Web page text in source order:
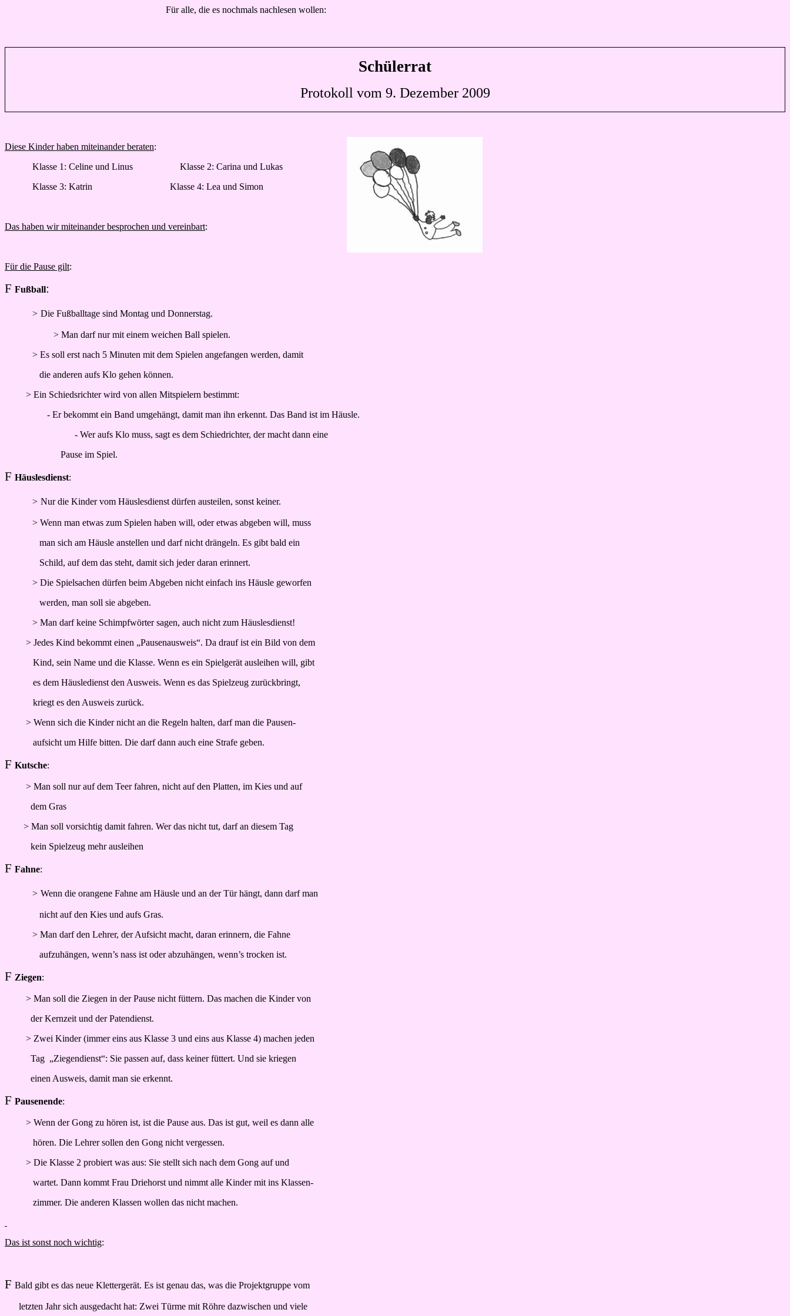
Für alle, die es nochmals nachlesen wollen:
Schülerrat
Protokoll vom 9. Dezember 2009
Diese Kinder haben miteinander beraten:
Klasse 1: Celine und Linus
Klasse 2: Carina und Lukas
Klasse 3: Katrin
Klasse 4: Lea und Simon
Das haben wir miteinander besprochen und vereinbart:
Für die Pause gilt:
F Fußball:
> Die Fußballtage sind Montag und Donnerstag.
> Man darf nur mit einem weichen Ball spielen.
> Es soll erst nach 5 Minuten mit dem Spielen angefangen werden, damit
die anderen aufs Klo gehen können.
> Ein Schiedsrichter wird von allen Mitspielern bestimmt:
- Er bekommt ein Band umgehängt, damit man ihn erkennt. Das Band ist im Häusle.
- Wer aufs Klo muss, sagt es dem Schiedrichter, der macht dann eine
Pause im Spiel.
F Häuslesdienst:
> Nur die Kinder vom Häuslesdienst dürfen austeilen, sonst keiner.
> Wenn man etwas zum Spielen haben will, oder etwas abgeben will, muss
man sich am Häusle anstellen und darf nicht drängeln. Es gibt bald ein
Schild, auf dem das steht, damit sich jeder daran erinnert.
> Die Spielsachen dürfen beim Abgeben nicht einfach ins Häusle geworfen
werden, man soll sie abgeben.
> Man darf keine Schimpfwörter sagen, auch nicht zum Häuslesdienst!
> Jedes Kind bekommt einen „Pausenausweis“. Da drauf ist ein Bild von dem
Kind, sein Name und die Klasse. Wenn es ein Spielgerät ausleihen will, gibt
es dem Häusledienst den Ausweis. Wenn es das Spielzeug zurückbringt,
kriegt es den Ausweis zurück.
> Wenn sich die Kinder nicht an die Regeln halten, darf man die Pausen-
aufsicht um Hilfe bitten. Die darf dann auch eine Strafe geben.
F Kutsche:
> Man soll nur auf dem Teer fahren, nicht auf den Platten, im Kies und auf
dem Gras
> Man soll vorsichtig damit fahren. Wer das nicht tut, darf an diesem Tag
kein Spielzeug mehr ausleihen
F Fahne:
> Wenn die orangene Fahne am Häusle und an der Tür hängt, dann darf man
nicht auf den Kies und aufs Gras.
> Man darf den Lehrer, der Aufsicht macht, daran erinnern, die Fahne
aufzuhängen, wenn’s nass ist oder abzuhängen, wenn’s trocken ist.
F Ziegen:
> Man soll die Ziegen in der Pause nicht füttern. Das machen die Kinder von
der Kernzeit und der Patendienst.
> Zwei Kinder (immer eins aus Klasse 3 und eins aus Klasse 4) machen jeden
Tag „Ziegendienst“: Sie passen auf, dass keiner füttert. Und sie kriegen
einen Ausweis, damit man sie erkennt.
F Pausenende:
> Wenn der Gong zu hören ist, ist die Pause aus. Das ist gut, weil es dann alle
hören. Die Lehrer sollen den Gong nicht vergessen.
> Die Klasse 2 probiert was aus: Sie stellt sich nach dem Gong auf und
wartet. Dann kommt Frau Driehorst und nimmt alle Kinder mit ins Klassen-
zimmer. Die anderen Klassen wollen das nicht machen.
Das ist sonst noch wichtig:
F Bald gibt es das neue Klettergerät. Es ist genau das, was die Projektgruppe vom
letzten Jahr sich ausgedacht hat: Zwei Türme mit Röhre dazwischen und viele